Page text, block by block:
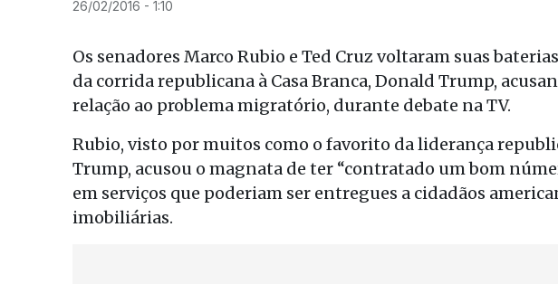
26/02/2016 - 1:10
Os senadores Marco Rubio e Ted Cruz voltaram suas
da corrida republicana à Casa Branca, Donald Trump,
relação ao problema migratório, durante debate na TV.
Rubio, visto por muitos como o favorito da liderança
Trump, acusou o magnata de ter “contratado um bom
em serviços que poderiam ser entregues a cidadãos
imobiliárias.